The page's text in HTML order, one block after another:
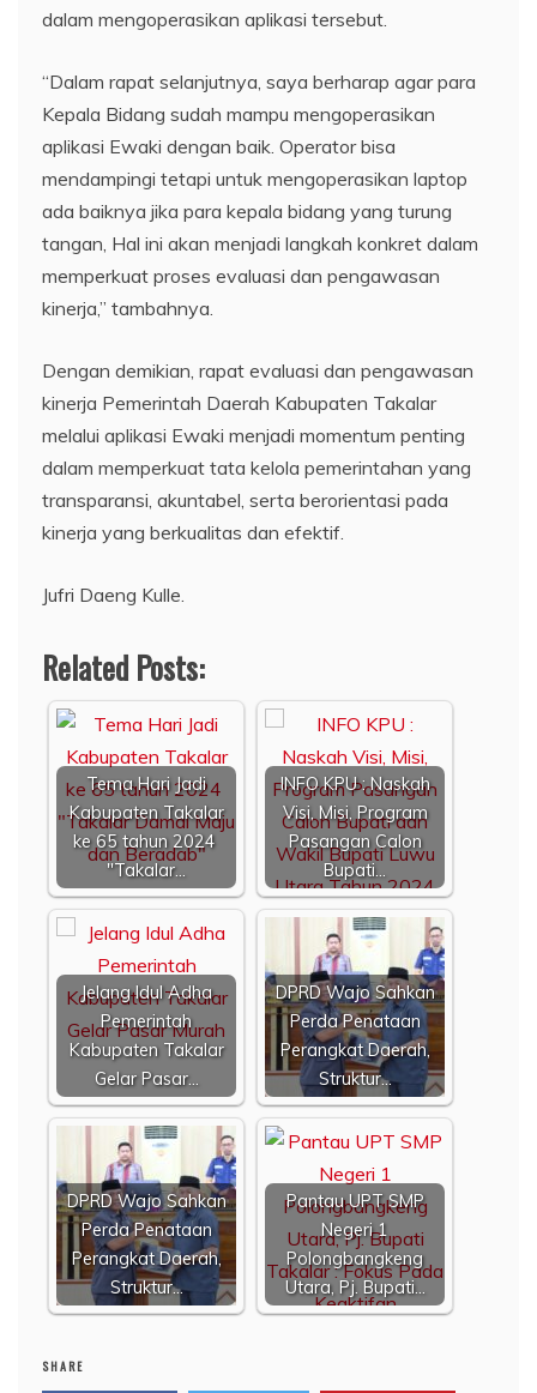
dalam mengoperasikan aplikasi tersebut.
“Dalam rapat selanjutnya, saya berharap agar para
Kepala Bidang sudah mampu mengoperasikan
aplikasi Ewaki dengan baik. Operator bisa
mendampingi tetapi untuk mengoperasikan laptop
ada baiknya jika para kepala bidang yang turung
tangan, Hal ini akan menjadi langkah konkret dalam
memperkuat proses evaluasi dan pengawasan
kinerja,” tambahnya.
Dengan demikian, rapat evaluasi dan pengawasan
kinerja Pemerintah Daerah Kabupaten Takalar
melalui aplikasi Ewaki menjadi momentum penting
dalam memperkuat tata kelola pemerintahan yang
transparansi, akuntabel, serta berorientasi pada
kinerja yang berkualitas dan efektif.
Jufri Daeng Kulle.
Related Posts:
Tema Hari Jadi
Kabupaten Takalar
ke 65 tahun 2024
"Takalar…
INFO KPU : Naskah
Visi, Misi, Program
Pasangan Calon
Bupati…
Jelang Idul Adha
Pemerintah
Kabupaten Takalar
Gelar Pasar…
DPRD Wajo Sahkan
Perda Penataan
Perangkat Daerah,
Struktur…
DPRD Wajo Sahkan
Perda Penataan
Perangkat Daerah,
Struktur…
Pantau UPT SMP
Negeri 1
Polongbangkeng
Utara, Pj. Bupati…
SHARE